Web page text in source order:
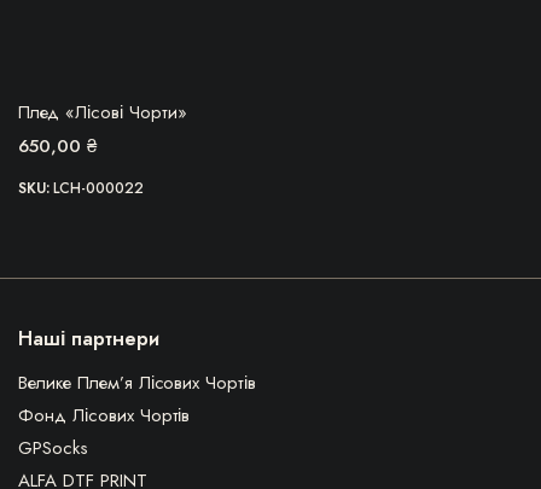
БЕРУ!
Плед «Лісові Чорти»
650,00 ₴
SKU:LCH-000022
Наші партнери
Велике Плем’я Лісових Чортів
Фонд Лісових Чортів
GPSocks
ALFA DTF PRINT